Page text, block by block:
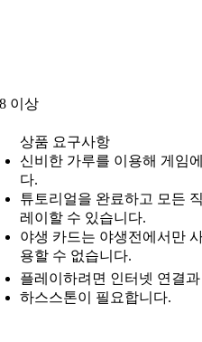
이상
상품 요구사항
신비한 가루를 이용해 게임
다.
튜토리얼을 완료하고 모든
레이할 수 있습니다.
야생 카드는 야생전에서만
용할 수 없습니다.
플레이하려면 인터넷 연결과
하스스톤이 필요합니다.